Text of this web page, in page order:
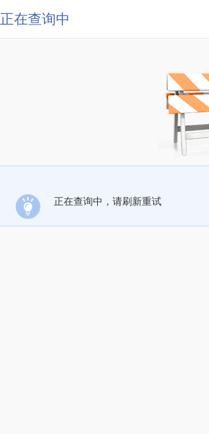
正在查询中
正在查询中，请刷新重试